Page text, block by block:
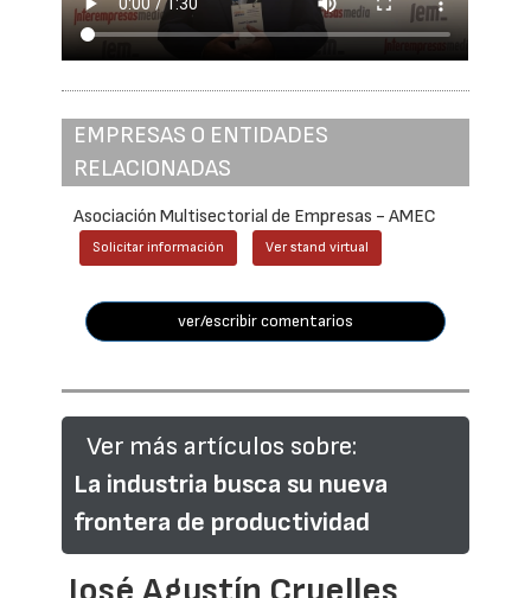
EMPRESAS O ENTIDADES
RELACIONADAS
Asociación Multisectorial de Empresas - AMEC
Solicitar información Ver stand virtual
ver/escribir comentarios
Ver más artículos sobre:
La industria busca su nueva
frontera de productividad